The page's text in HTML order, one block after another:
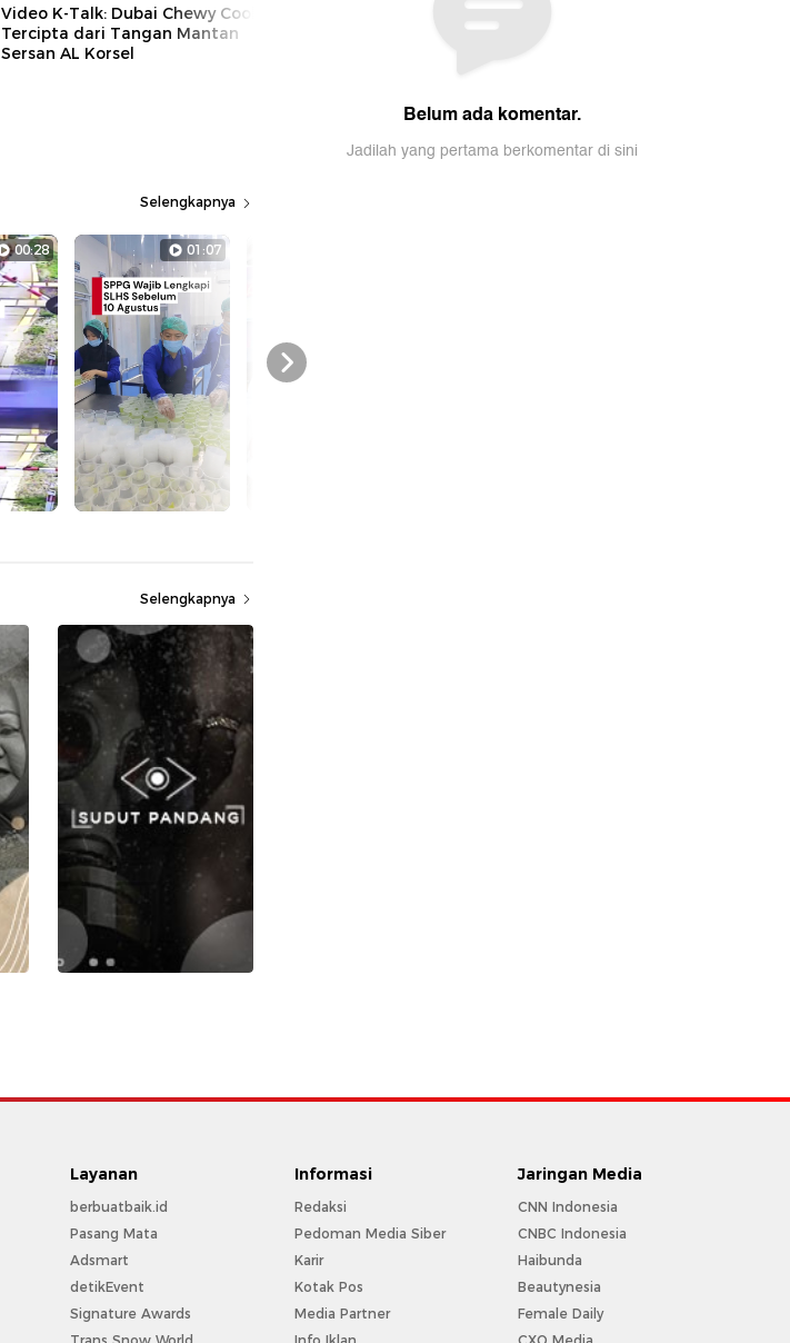
Video K-Talk: Dubai Chewy Cookie
Tercipta dari Tangan Mantan
Sersan AL Korsel
Fasilitas Posko Mudik Le Minerale
Solusi Relaksasi Pemudik
Selengkapnya
00:28 01:07
Next
Selengkapnya
Layanan
berbuatbaik.id
Pasang Mata
Adsmart
detikEvent
Signature Awards
Informasi
Redaksi
Pedoman Media Siber
Karir
Kotak Pos
Media Partner
Jaringan Media
CNN Indonesia
CNBC Indonesia
Haibunda
Beautynesia
Female Daily